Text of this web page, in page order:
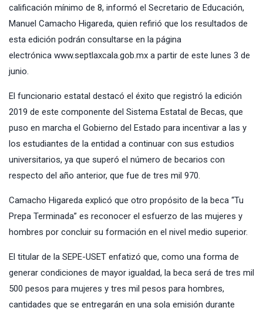
calificación mínimo de 8, informó el Secretario de Educación,
Manuel Camacho Higareda, quien refirió que los resultados de
esta edición podrán consultarse en la página
electrónica www.septlaxcala.gob.mx a partir de este lunes 3 de
junio.
El funcionario estatal destacó el éxito que registró la edición
2019 de este componente del Sistema Estatal de Becas, que
puso en marcha el Gobierno del Estado para incentivar a las y
los estudiantes de la entidad a continuar con sus estudios
universitarios, ya que superó el número de becarios con
respecto del año anterior, que fue de tres mil 970.
Camacho Higareda explicó que otro propósito de la beca “Tu
Prepa Terminada” es reconocer el esfuerzo de las mujeres y
hombres por concluir su formación en el nivel medio superior.
El titular de la SEPE-USET enfatizó que, como una forma de
generar condiciones de mayor igualdad, la beca será de tres mil
500 pesos para mujeres y tres mil pesos para hombres,
cantidades que se entregarán en una sola emisión durante